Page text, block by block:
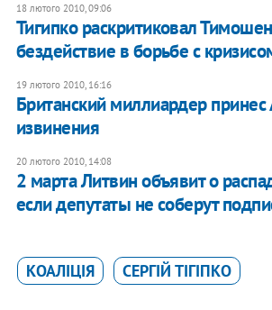
18 лютого 2010, 09:06
Тигипко раскритиковал
бездействие в борьбе с
19 лютого 2010, 16:16
Британский миллиардер
извинения
20 лютого 2010, 14:08
2 марта Литвин объявит о
если депутаты не соберут
КОАЛІЦІЯ СЕРГІЙ ТІГІПКО